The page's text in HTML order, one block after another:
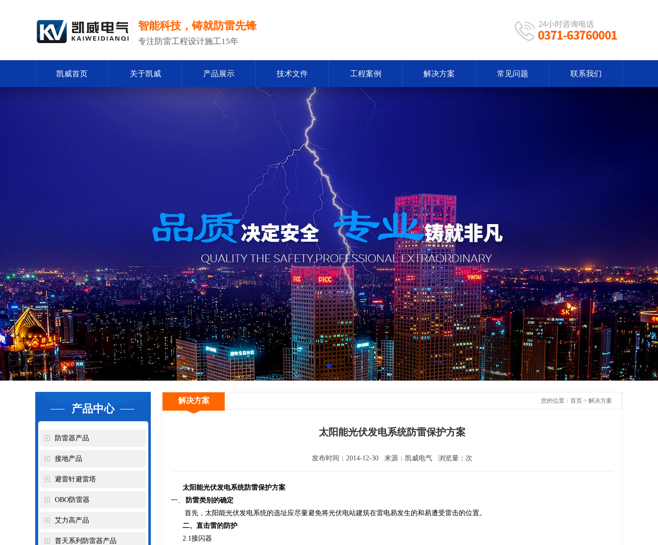
智能科技，铸就防雷先锋
专注防雷工程设计施工15年
凯威首页 关于凯威 产品展示 技术文件 工程案例 解决方案 常见问题 联系我们
产品中心
防雷器产品
接地产品
避雷针避雷塔
OBO防雷器
艾力高产品
普天系列防雷器产品
您的位置： 首页 > 解决方案
解决方案
太阳能光伏发电系统防雷保护方案
发布时间：2014-12-30 来源：凯威电气 浏览量： 次
太阳能光伏发电系统防雷保护方案
一、
防雷类别的确定
首先，太阳能光伏发电系统的选址应尽量避免将光伏电站建筑在雷电易发生的和易遭受雷击的位置。
二、直击雷的防护
2.1接闪器